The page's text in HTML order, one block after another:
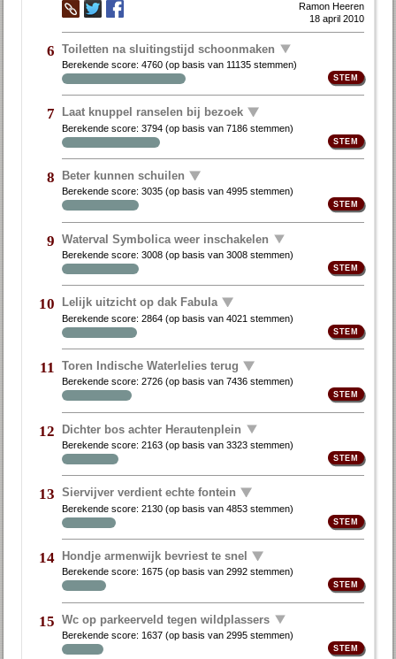
Ramon Heeren
18 april 2010
6 Toiletten na sluitingstijd schoonmaken
Berekende score:4760 (op basis van 11135 stemmen)
7 Laat knuppel ranselen bij bezoek
Berekende score:3794 (op basis van7186 stemmen)
8 Beter kunnen schuilen
Berekende score:3035 (op basis van4995 stemmen)
9 Waterval Symbolica weer inschakelen
Berekende score:3008 (op basis van3008 stemmen)
10 Lelijk uitzicht op dak Fabula
Berekende score:2864 (op basis van4021 stemmen)
11 Toren Indische Waterlelies terug
Berekende score:2726 (op basis van7436 stemmen)
12 Dichter bos achter Herautenplein
Berekende score:2163 (op basis van3323 stemmen)
13 Siervijver verdient echte fontein
Berekende score:2130 (op basis van4853 stemmen)
14 Hondje armenwijk bevriest te snel
Berekende score: 1675 (op basis van2992 stemmen)
15 Wc op parkeerveld tegen wildplassers
Berekende score: 1637 (op basis van2995 stemmen)